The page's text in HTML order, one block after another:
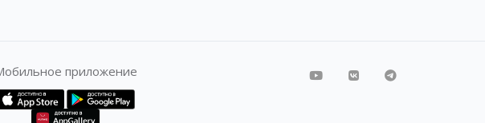
приложение